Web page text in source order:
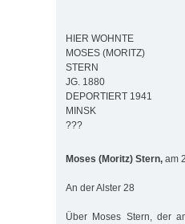
HIER WOHNTE
MOSES (MORITZ)
STERN
JG. 1880
DEPORTIERT 1941
MINSK
???
Moses (Moritz) Stern, am
An der Alster 28
Über Moses Stern, der